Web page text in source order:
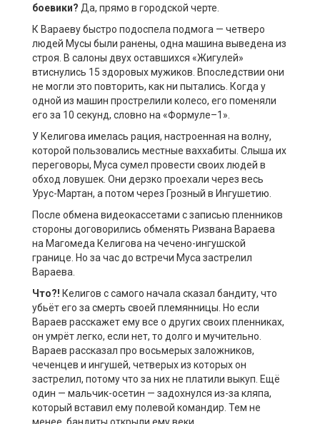
боевики? Да, прямо в городской черте.
К Вараеву быстро подоспела подмога — четверо
людей Мусы были ранены, одна машина выведена из
строя. В салоны двух оставшихся «Жигулей»
втиснулись 15 здоровых мужиков. Впоследствии они
не могли это повторить, как ни пытались. Когда у
одной из машин прострелили колесо, его поменяли
его за 10 секунд, словно на «Формуле–1».
У Келигова имелась рация, настроенная на волну,
которой пользовались местные ваххабиты. Слыша их
переговоры, Муса сумел провести своих людей в
обход ловушек. Они дерзко проехали через весь
Урус-Мартан, а потом через Грозный в Ингушетию.
После обмена видеокассетами с записью пленников
стороны договорились обменять Ризвана Вараева
на Магомеда Келигова на чечено-ингушской
границе. Но за час до встречи Муса застрелил
Вараева.
Что?! Келигов с самого начала сказал бандиту, что
убьёт его за смерть своей племянницы. Но если
Вараев расскажет ему все о других своих пленниках,
он умрёт легко, если нет, то долго и мучительно.
Вараев рассказал про восьмерых заложников,
чеченцев и ингушей, четверых из которых он
застрелил, потому что за них не платили выкуп. Ещё
один — мальчик-осетин — задохнулся из-за кляпа,
который вставил ему полевой командир. Тем не